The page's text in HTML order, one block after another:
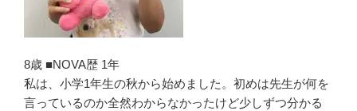
8歳 ■NOVA歴 1年
私は、小学1年生の秋から始めました。初めは先生が何を
言っているのか全然わからなかったけど少しずつ分かる